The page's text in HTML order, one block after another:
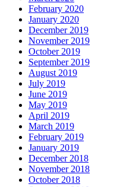
February 2020
January 2020
December 2019
November 2019
October 2019
September 2019
August 2019
July 2019
June 2019
May 2019
April 2019
March 2019
February 2019
January 2019
December 2018
November 2018
October 2018